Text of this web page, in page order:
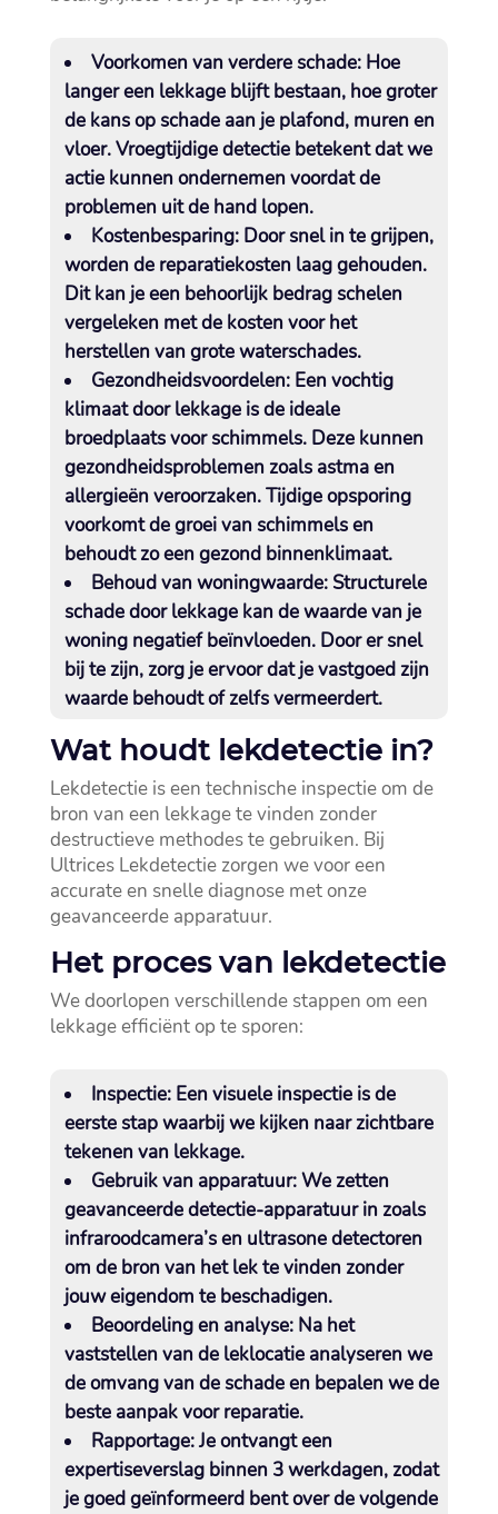
Voorkomen van verdere schade:Hoe
langer een lekkage blijft bestaan, hoe groter
de kans op schade aan je plafond, muren en
vloer.​ Vroegtijdige detectie betekent dat we
actie kunnen ondernemen voordat de
problemen uit de hand lopen.​
Kostenbesparing:Door snel in te grijpen,
worden de reparatiekosten laag gehouden.​
Dit kan je een behoorlijk bedrag schelen
vergeleken met de kosten voor het
herstellen van grote waterschades.​
Gezondheidsvoordelen:Een vochtig
klimaat door lekkage is de ideale
broedplaats voor schimmels.​ Deze kunnen
gezondheidsproblemen zoals astma en
allergieën veroorzaken.​ Tijdige opsporing
voorkomt de groei van schimmels en
behoudt zo een gezond binnenklimaat.​
Behoud van woningwaarde:Structurele
schade door lekkage kan de waarde van je
woning negatief beïnvloeden.​ Door er snel
bij te zijn, zorg je ervoor dat je vastgoed zijn
waarde behoudt of zelfs vermeerdert.​
Wat houdt lekdetectie in?
Lekdetectie is een technische inspectie om de
bron van een lekkage te vinden zonder
destructieve methodes te gebruiken.​ Bij
Ultrices Lekdetectie zorgen we voor een
accurate en snelle diagnose met onze
geavanceerde apparatuur.​
Het proces van lekdetectie
We doorlopen verschillende stappen om een
lekkage efficiënt op te sporen:
Inspectie:Een visuele inspectie is de
eerste stap waarbij we kijken naar zichtbare
tekenen van lekkage.​
Gebruik van apparatuur:We zetten
geavanceerde detectie-apparatuur in zoals
infraroodcamera’s en ultrasone detectoren
om de bron van het lek te vinden zonder
jouw eigendom te beschadigen.​
Beoordeling en analyse:Na het
vaststellen van de leklocatie analyseren we
de omvang van de schade en bepalen we de
beste aanpak voor reparatie.​
Rapportage:Je ontvangt een
expertiseverslag binnen 3 werkdagen, zodat
je goed geïnformeerd bent over de volgende